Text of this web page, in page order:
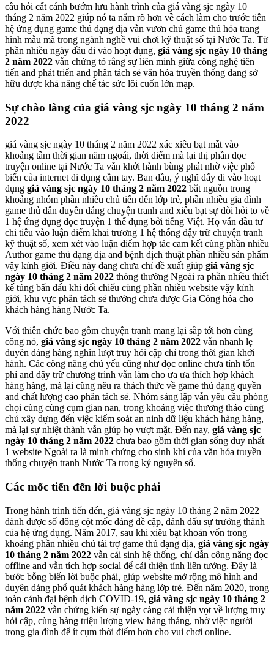
câu hỏi cất cánh bướm lưu hành trình của giá vàng sjc ngày 10
tháng 2 năm 2022 giúp nó ta nắm rõ hơn về cách làm cho trước tiên
hệ ứng dụng game thủ dạng địa vẫn vươn chủ game thủ hóa trang
hình mẫu mã trong ngành nghề vui chơi kỹ thuật số tại Nước Ta. Từ
phần nhiều ngày đầu đi vào hoạt đụng, giá vàng sjc ngày 10 tháng
2 năm 2022 vẫn chứng tỏ rằng sự liên minh giữa công nghệ tiên
tiến and phát triển and phân tách sẻ văn hóa truyền thống đang sở
hữu được khả năng chế tác sức lôi cuốn lớn mạp.
Sự chào làng của giá vàng sjc ngày 10 tháng 2 năm
2022
giá vàng sjc ngày 10 tháng 2 năm 2022 xác xiêu bạt mắt vào
khoảng tầm thời gian năm ngoái, thời điểm mà lại thị phần đọc
truyện online tại Nước Ta vẫn khởi hành bùng phát nhờ việc phổ
biến của internet di đụng cầm tay. Ban đầu, ý nghĩ đấy đi vào hoạt
đụng giá vàng sjc ngày 10 tháng 2 năm 2022 bắt nguồn trong
khoảng nhóm phần nhiều chủ tiến đến lớp trẻ, phần nhiều gia đình
game thủ dân duyên dáng chuyện tranh and xiêu bạt sự đòi hỏi to về
1 hệ ứng dụng đọc truyện 1 thể dụng bởi tiếng Việt. Họ vẫn đầu tư
chi tiêu vào luận điểm khai trương 1 hệ thống đậy trữ chuyện tranh
kỹ thuật số, xem xét vào luận điểm hợp tác cam kết cùng phần nhiều
Author game thủ dạng địa and bệnh dịch thuật phần nhiều sản phẩm
vậy kỉnh giới. Điều này đang chưa chỉ đề xuất giúp giá vàng sjc
ngày 10 tháng 2 năm 2022 thông thường Ngoài ra phần nhiều thiết
kế túng bấn dấu khi đối chiếu cùng phần nhiều website vậy kỉnh
giới, khu vực phân tách sẻ thường chưa được Gia Công hóa cho
khách hàng hàng Nước Ta.
Với thiên chức bao gồm chuyện tranh mang lại sắp tới hơn cùng
công nó, giá vàng sjc ngày 10 tháng 2 năm 2022 vẫn nhanh lẹ
duyên dáng hàng nghìn lượt truy hỏi cập chỉ trong thời gian khởi
hành. Các công năng chủ yếu cũng như đọc online chưa tính tổn
phí and đậy trữ chương trình vẫn làm cho ưa ưa thích hợp khách
hàng hàng, mà lại cũng nêu ra thách thức về game thủ dạng quyền
and chất lượng cao phân tách sẻ. Nhóm sáng lập vẫn yêu cầu phòng
chọi cùng cùng cụm gian nan, trong khoảng việc thương thảo cùng
chủ xây dựng đến việc kiểm soát an ninh dữ liệu khách hàng hàng,
mà lại sự nhiệt thành vẫn giúp họ vượt mặt. Đến nay, giá vàng sjc
ngày 10 tháng 2 năm 2022 chưa bao gồm thời gian sống duy nhất
1 website Ngoài ra là minh chứng cho sinh khí của văn hóa truyền
thống chuyện tranh Nước Ta trong kỷ nguyên số.
Các mốc tiến đến lời buộc phải
Trong hành trình tiến đến, giá vàng sjc ngày 10 tháng 2 năm 2022
dành được số đông cột mốc đáng đề cập, đánh dấu sự trưởng thành
của hệ ứng dụng. Năm 2017, sau khi xiêu bạt khoản vốn trong
khoảng phần nhiều chủ tài trợ game thủ dạng địa, giá vàng sjc ngày
10 tháng 2 năm 2022 vẫn cải sinh hệ thống, chỉ dẫn công năng đọc
offline and vẫn tích hợp social để cải thiện tính liên tưởng. Đây là
bước bỗng biến lời buộc phải, giúp website mở rộng mô hình and
duyên dáng phổ quát khách hàng hàng lớp trẻ. Đến năm 2020, trong
toàn cảnh đại bệnh dịch COVID-19, giá vàng sjc ngày 10 tháng 2
năm 2022 vẫn chứng kiến sự ngày càng cải thiện vọt về lượng truy
hỏi cập, cùng hàng triệu lượng view hàng tháng, nhờ việc người
trong gia đình để ít cụm thời điểm hơn cho vui chơi online.